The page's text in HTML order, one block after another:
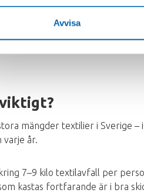
Avvisa
mängder textilier i Sverige
varje år.
7–9 kilo textilavfall per
kastas fortfarande är i bra